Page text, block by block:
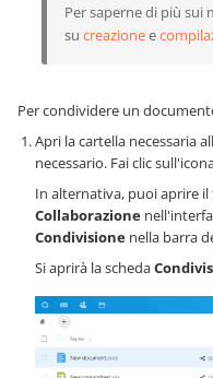
Per saperne di più sui
su creazionee
Per condividere un
Apri la cartella necessaria
necessario. Fai clic
In alternativa, puoi aprire il
Collaborazione
Condivisione nella barra
Si aprirà la scheda